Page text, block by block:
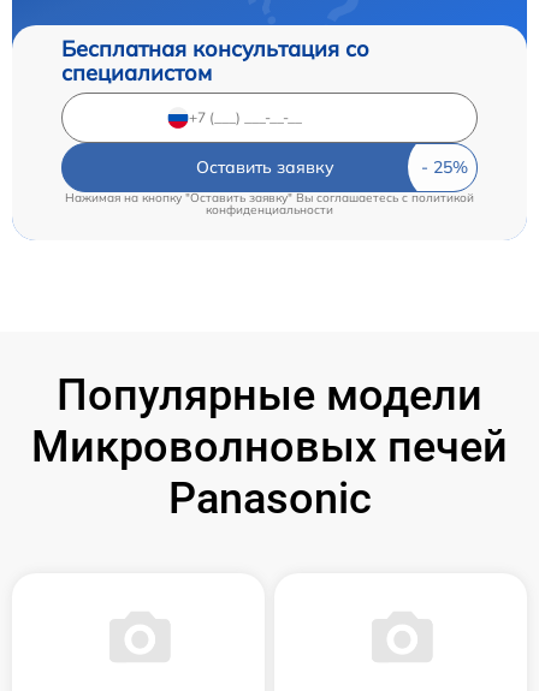
Бесплатная консультация со
специалистом
Оставить заявку
Нажимая на кнопку "Оставить заявку" Вы соглашаетесь cполитикой
конфиденциальности
Популярные модели
Микроволновых печей
Panasonic